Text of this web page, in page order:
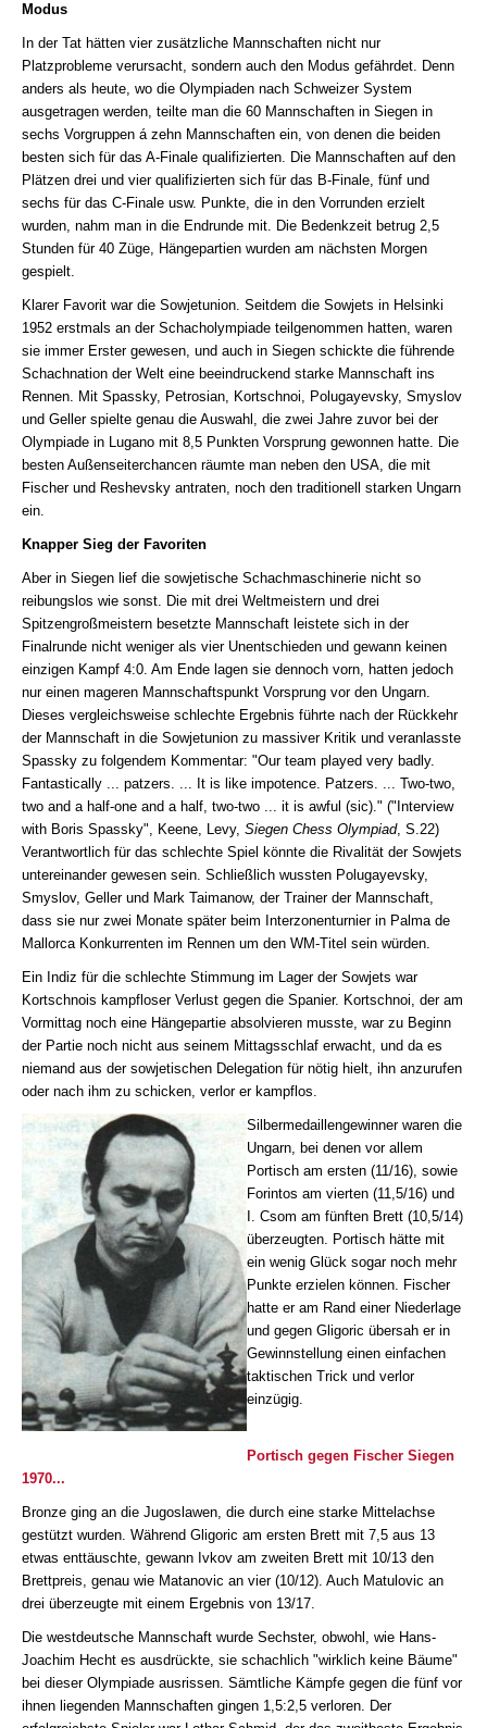
Modus
In der Tat hätten vier zusätzliche Mannschaften nicht nur
Platzprobleme verursacht, sondern auch den Modus gefährdet. Denn
anders als heute, wo die Olympiaden nach Schweizer System
ausgetragen werden, teilte man die 60 Mannschaften in Siegen in
sechs Vorgruppen á zehn Mannschaften ein, von denen die beiden
besten sich für das A-Finale qualifizierten. Die Mannschaften auf den
Plätzen drei und vier qualifizierten sich für das B-Finale, fünf und
sechs für das C-Finale usw. Punkte, die in den Vorrunden erzielt
wurden, nahm man in die Endrunde mit. Die Bedenkzeit betrug 2,5
Stunden für 40 Züge, Hängepartien wurden am nächsten Morgen
gespielt.
Klarer Favorit war die Sowjetunion. Seitdem die Sowjets in Helsinki
1952 erstmals an der Schacholympiade teilgenommen hatten, waren
sie immer Erster gewesen, und auch in Siegen schickte die führende
Schachnation der Welt eine beeindruckend starke Mannschaft ins
Rennen. Mit Spassky, Petrosian, Kortschnoi, Polugayevsky, Smyslov
und Geller spielte genau die Auswahl, die zwei Jahre zuvor bei der
Olympiade in Lugano mit 8,5 Punkten Vorsprung gewonnen hatte. Die
besten Außenseiterchancen räumte man neben den USA, die mit
Fischer und Reshevsky antraten, noch den traditionell starken Ungarn
ein.
Knapper Sieg der Favoriten
Aber in Siegen lief die sowjetische Schachmaschinerie nicht so
reibungslos wie sonst. Die mit drei Weltmeistern und drei
Spitzengroßmeistern besetzte Mannschaft leistete sich in der
Finalrunde nicht weniger als vier Unentschieden und gewann keinen
einzigen Kampf 4:0. Am Ende lagen sie dennoch vorn, hatten jedoch
nur einen mageren Mannschaftspunkt Vorsprung vor den Ungarn.
Dieses vergleichsweise schlechte Ergebnis führte nach der Rückkehr
der Mannschaft in die Sowjetunion zu massiver Kritik und veranlasste
Spassky zu folgendem Kommentar: "Our team played very badly.
Fantastically ... patzers. ... It is like impotence. Patzers. ... Two-two,
two and a half-one and a half, two-two ... it is awful (sic)." ("Interview
with Boris Spassky", Keene, Levy, Siegen Chess Olympiad, S.22)
Verantwortlich für das schlechte Spiel könnte die Rivalität der Sowjets
untereinander gewesen sein. Schließlich wussten Polugayevsky,
Smyslov, Geller und Mark Taimanow, der Trainer der Mannschaft,
dass sie nur zwei Monate später beim Interzonenturnier in Palma de
Mallorca Konkurrenten im Rennen um den WM-Titel sein würden.
Ein Indiz für die schlechte Stimmung im Lager der Sowjets war
Kortschnois kampfloser Verlust gegen die Spanier. Kortschnoi, der am
Vormittag noch eine Hängepartie absolvieren musste, war zu Beginn
der Partie noch nicht aus seinem Mittagsschlaf erwacht, und da es
niemand aus der sowjetischen Delegation für nötig hielt, ihn anzurufen
oder nach ihm zu schicken, verlor er kampflos.
Silbermedaillengewinner waren die
Ungarn, bei denen vor allem
Portisch am ersten (11/16), sowie
Forintos am vierten (11,5/16) und
I. Csom am fünften Brett (10,5/14)
überzeugten. Portisch hätte mit
ein wenig Glück sogar noch mehr
Punkte erzielen können. Fischer
hatte er am Rand einer Niederlage
und gegen Gligoric übersah er in
Gewinnstellung einen einfachen
taktischen Trick und verlor
einzügig.
Portisch gegen Fischer Siegen
1970...
Bronze ging an die Jugoslawen, die durch eine starke Mittelachse
gestützt wurden. Während Gligoric am ersten Brett mit 7,5 aus 13
etwas enttäuschte, gewann Ivkov am zweiten Brett mit 10/13 den
Brettpreis, genau wie Matanovic an vier (10/12). Auch Matulovic an
drei überzeugte mit einem Ergebnis von 13/17.
Die westdeutsche Mannschaft wurde Sechster, obwohl, wie Hans-
Joachim Hecht es ausdrückte, sie schachlich "wirklich keine Bäume"
bei dieser Olympiade ausrissen. Sämtliche Kämpfe gegen die fünf vor
ihnen liegenden Mannschaften gingen 1,5:2,5 verloren. Der